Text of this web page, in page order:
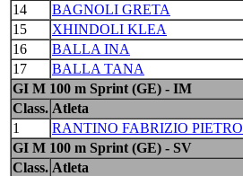
14
BAGNOLI GRETA
15
XHINDOLI KLEA
16
BALLA INA
17
BALLA TANA
GI M 100 m Sprint (GE) - IM
Class. Atleta
1
RANTINO FABRIZIO PIETRO
GI M 100 m Sprint (GE) - SV
Class. Atleta